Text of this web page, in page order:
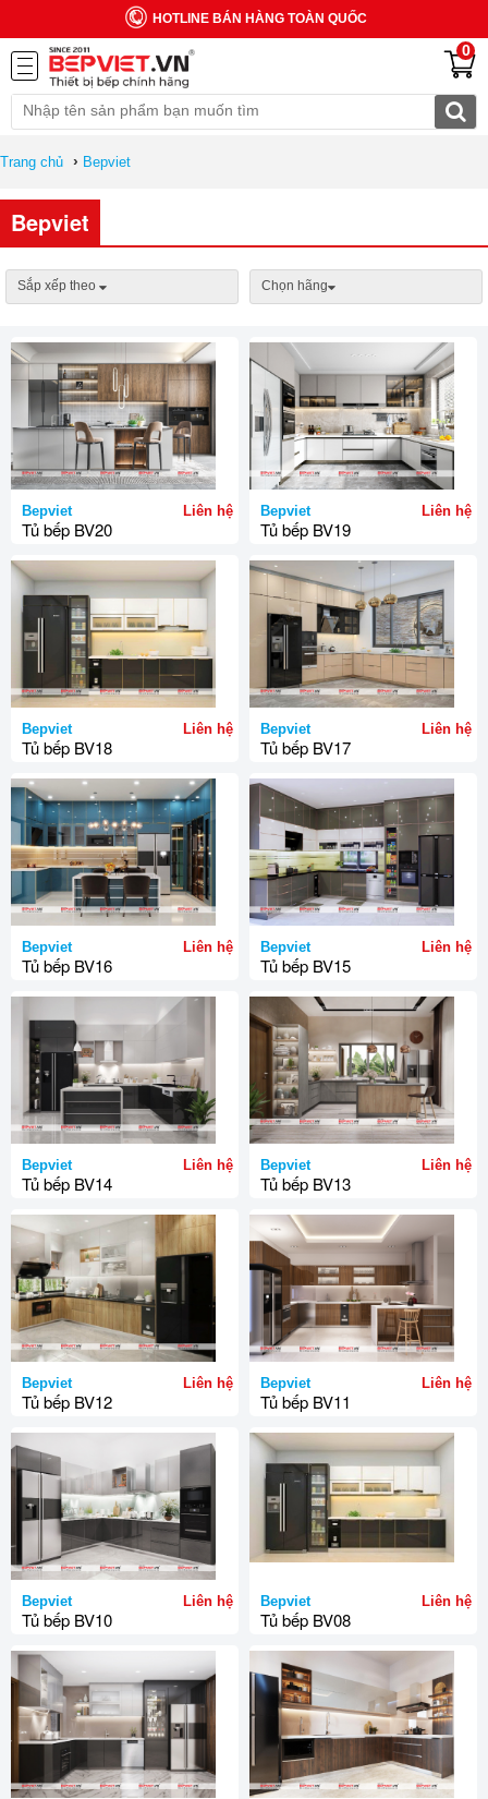
HOTLINE BÁN HÀNG TOÀN QUỐC
0
Trang chủ › Bepviet
Bepviet
Sắp xếp theo Chọn hãng
Liên hệ
Bepviet
Tủ bếp BV20
Liên hệ
Bepviet
Tủ bếp BV19
Liên hệ
Bepviet
Tủ bếp BV18
Liên hệ
Bepviet
Tủ bếp BV17
Liên hệ
Bepviet
Tủ bếp BV16
Liên hệ
Bepviet
Tủ bếp BV15
Liên hệ
Bepviet
Tủ bếp BV14
Liên hệ
Bepviet
Tủ bếp BV13
Liên hệ
Bepviet
Tủ bếp BV12
Liên hệ
Bepviet
Tủ bếp BV11
Liên hệ
Bepviet
Tủ bếp BV10
Liên hệ
Bepviet
Tủ bếp BV08